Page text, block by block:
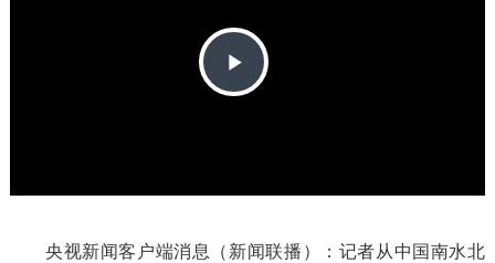
P
央视新闻客户端消息（新闻联播）：记者从中国南水北